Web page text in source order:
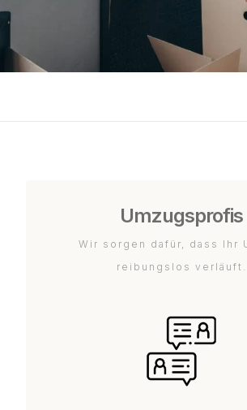
Umzugsprofis
Wir sorgen dafür, dass Ihr
reibungslos verläuft.